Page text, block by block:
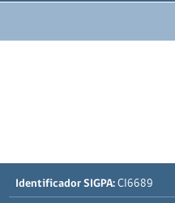
Identificador SIGPA: CI6689